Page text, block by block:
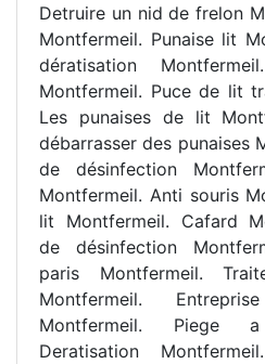
Detruire un nid de frelon
Montfermeil. Punaise lit
dératisation
Montfermeil. Puce de lit
Les punaises de lit
débarrasser des punaises
de désinfection
Montfermeil. Anti souris
lit Montfermeil. Cafard
de désinfection
paris Montfermeil.
Montfermeil.
Montfermeil. Piege
Deratisation